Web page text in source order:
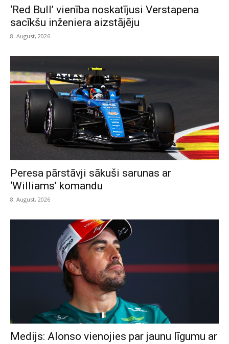
‘Red Bull’ vienība noskatījusi Verstapena
sacīkšu inženiera aizstājēju
8. August, 2026
Peresa pārstāvji sākuši sarunas ar
‘Williams’ komandu
8. August, 2026
Medijs: Alonso vienojies par jaunu līgumu ar